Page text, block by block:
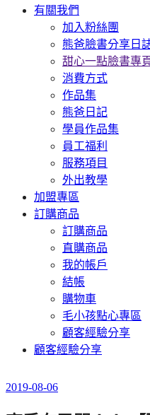
有關我們
加入粉絲團
熊爸臉書分享日
甜心一點臉書專
消費方式
作品集
熊爸日記
學員作品集
員工福利
服務項目
外出教學
加盟專區
訂購商品
訂購商品
直購商品
我的帳戶
結帳
購物車
毛小孩點心專區
顧客經驗分享
顧客經驗分享
2019-08-06